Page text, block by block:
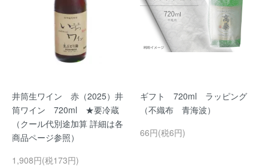
井筒生ワイン 赤（2025）井
筒ワイン 720ml ★要冷蔵
（クール代別途加算 詳細は各
商品ページ参照）
1,908円(税173円)
ギフト 720ml ラッピング
（不織布 青海波）
66円(税6円)